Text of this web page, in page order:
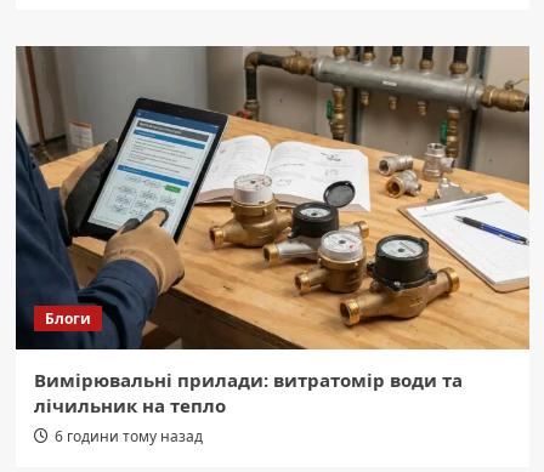
Блоги
Вимірювальні прилади: витратомір води та
лічильник на тепло
6 години тому назад